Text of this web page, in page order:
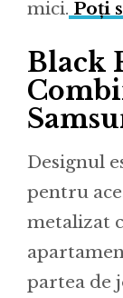
mici. Poți
Black
Designul
pentru
metalizat
partea de